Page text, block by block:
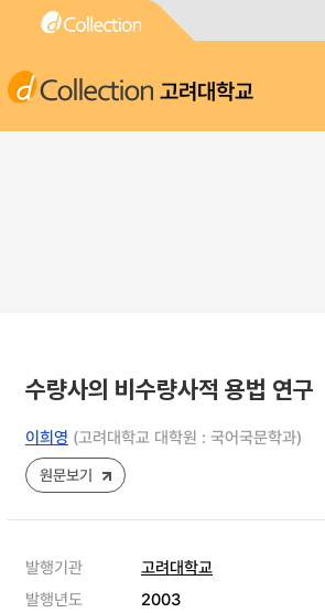
고려대학교
수량사의 비수량사적 용법 연구
이희영 (고려대학교 대학원 : 국어국문학과)
원문보기
발행기관
고려대학교
발행년도
2003